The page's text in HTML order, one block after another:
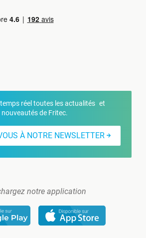
temps réel toutes les actualités et
nouveautés de Fritec.
À NOTRE NEWSLETTER
notre application